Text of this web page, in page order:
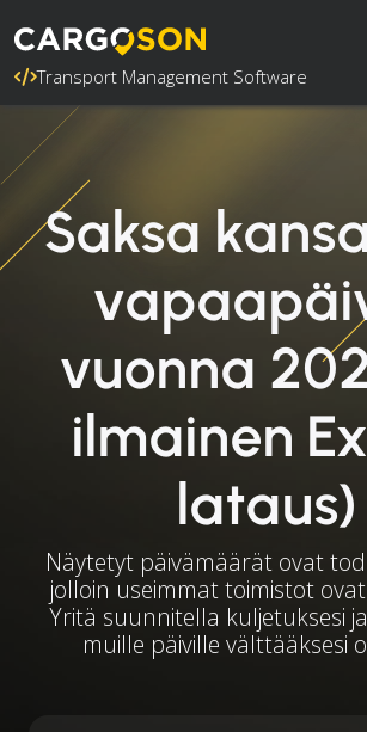
Transport Management Software
Saksa
vuonna
ilmainen
lataus)
Näytetyt päivämäärät ovat
jolloin useimmat toimistot
Yritä suunnitella kuljetuksesi
muille päiville välttääksesi